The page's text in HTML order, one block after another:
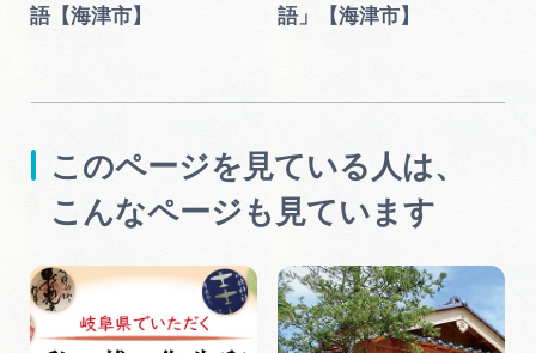
語【海津市】
語」【海津市】
このページを見ている人は、
こんなページも見ています